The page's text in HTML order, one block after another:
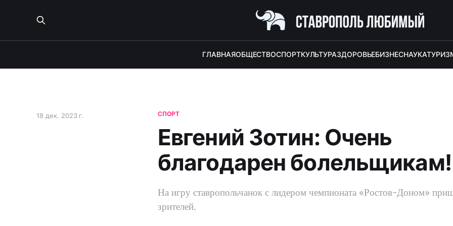
ГЛАВНАЯОБЩЕСТВОСПОРТКУЛЬТУРАЗДОРОВЬЕБИЗНЕСНАУКА
СПОРТ
Евгений Зотин: Очень
благодарен болельщикам!
18 дек. 2023 г.
На игру ставропольчанок с лидером чемпионата «Ростов-Доном»
зрителей.